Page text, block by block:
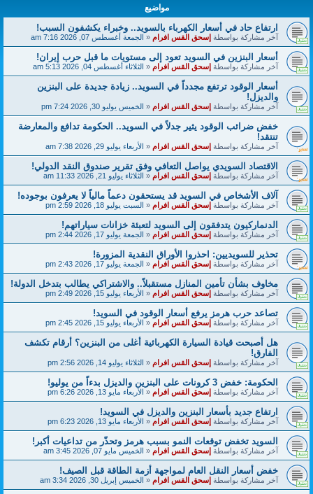
مواضيع
ارتفاع حاد في أسعار الكهرباء بالسويد.. وخبراء يكشفون السبب!
آخر مشاركة بواسطةإسحق القس افرام«الجمعة أغسطس 07, 2026 7:16 am
أسعار البنزين في السويد تعود إلى مستويات ما قبل حرب إيران!
آخر مشاركة بواسطةإسحق القس افرام«الثلاثاء أغسطس 04, 2026 5:13 am
أسعار الوقود ترتفع مجدداً في السويد.. زيادة جديدة على البنزين
والديزل!
آخر مشاركة بواسطةإسحق القس افرام«الخميس يوليو 30, 2026 7:24 pm
خفض ضرائب الوقود يثير جدلاً في السويد.. الحكومة تدافع والمعارضة
تنتقد!
آخر مشاركة بواسطةإسحق القس افرام«الأربعاء يوليو 29, 2026 7:38 am
الاقتصاد السويدي يواصل التعافي وفق تقرير صندوق النقد الدولي!
آخر مشاركة بواسطةإسحق القس افرام«الثلاثاء يوليو 21, 2026 11:33 am
آلاف الأشخاص في السويد قد يستحقون دعماً مالياً لا يعرفون بوجوده!
آخر مشاركة بواسطةإسحق القس افرام«السبت يوليو 18, 2026 2:59 pm
الدنماركيون يتدفقون إلى السويد لتعبئة خزانات سياراتهم!
آخر مشاركة بواسطةإسحق القس افرام«الجمعة يوليو 17, 2026 2:44 pm
تحذير للسويديين: احذروا الأوراق النقدية المزورة!
آخر مشاركة بواسطةإسحق القس افرام«الجمعة يوليو 17, 2026 2:43 pm
مخاوف بشأن تأمين المنازل مستقبلاً.. والاشتراكي يطالب بتدخل الدولة!
آخر مشاركة بواسطةإسحق القس افرام«الأربعاء يوليو 15, 2026 2:49 pm
تصاعد حرب هرمز يرفع أسعار الوقود في السويد!
آخر مشاركة بواسطةإسحق القس افرام«الأربعاء يوليو 15, 2026 2:45 pm
هل أصبحت قيادة السيارة الكهربائية أغلى من البنزين؟ أرقام تكشف
الفارق!
آخر مشاركة بواسطةإسحق القس افرام«الثلاثاء يوليو 14, 2026 2:56 pm
الحكومة: خفض 3 كرونات على البنزين والديزل بدءاً من يوليو!
آخر مشاركة بواسطةإسحق القس افرام«الأربعاء مايو 13, 2026 6:26 pm
ارتفاع جديد بأسعار البنزين والديزل في السويد!
آخر مشاركة بواسطةإسحق القس افرام«الأربعاء مايو 13, 2026 6:23 pm
السويد تخفض توقعات النمو بسبب هرمز وتحذّر من تداعيات أكبر!
آخر مشاركة بواسطةإسحق القس افرام«الخميس مايو 07, 2026 3:45 am
خفض أسعار النقل العام لمواجهة أزمة الطاقة قبل الصيف!
آخر مشاركة بواسطةإسحق القس افرام«الخميس إبريل 30, 2026 3:34 am